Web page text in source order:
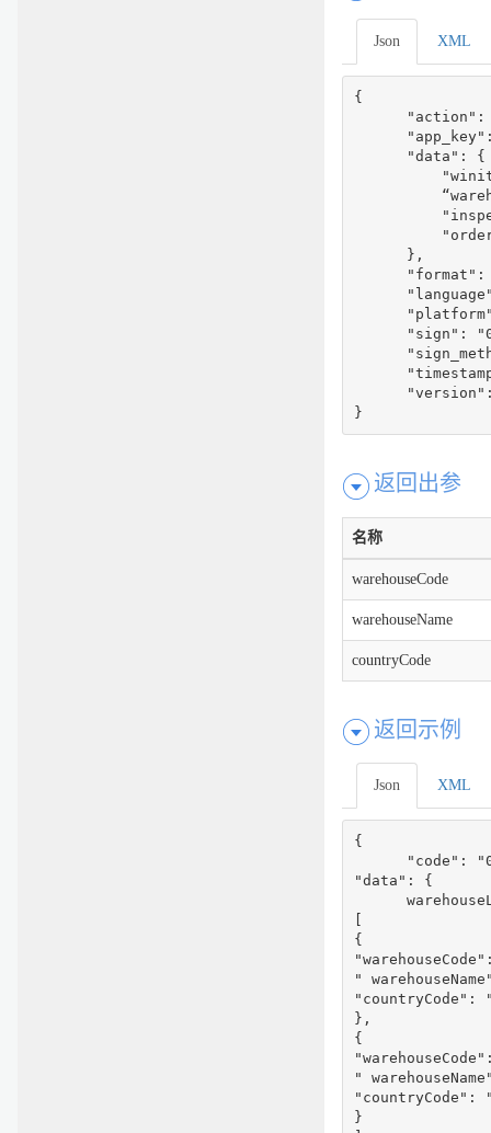
Json XML
{
"action":
      "data": {
      },
"format":
"sign":
}
返回出参
名称
warehouseCode
warehouseName
countryCode
返回示例
Json XML
{
"code":
"data": {
{
"
"countryCode":
},
{
"
"countryCode":
}